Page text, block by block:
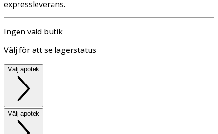
expressleverans.
Ingen vald butik
Välj för att se lagerstatus
Välj apotek
Välj apotek